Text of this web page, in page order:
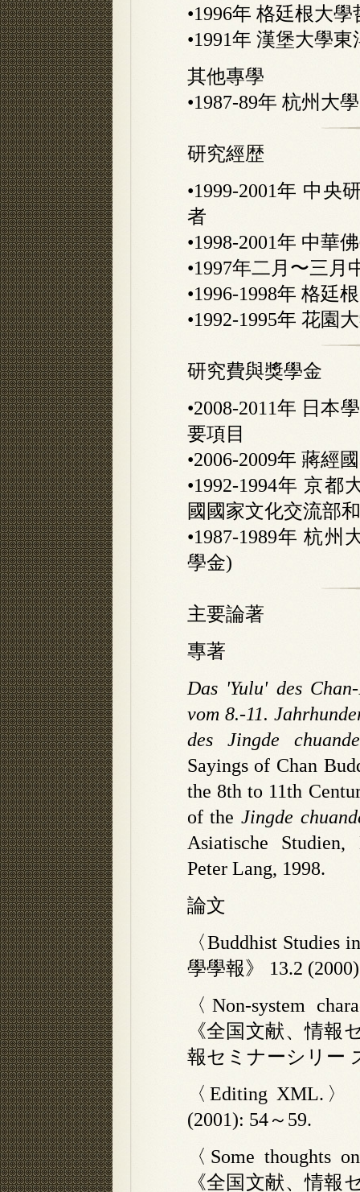
•1996年 格廷根大
•1991年 漢堡大學
其他專學
•1987-89年 杭州大
研究經歴
•1999-2001年 中
者
•1998-2001年 中華
•1997年二月〜三
•1996-1998年 格廷
•1992-1995年 花園
研究費與獎學金
•2008-2011年 日本
要項目
•2006-2009年 蔣經
•1992-1994年 京
國國家文化交流部
•1987-1989年 杭
學金)
主要論著
專著
Das 'Yulu' des
vom 8.-11.
des Jingde
Sayings of Chan
the 8th to 11th
of theJingde
Asiatische
Peter Lang, 1998.
論文
〈Buddhist
學學報》 13.2
〈Non-system
《全国文献、情報
報セミナーシリー
〈Editing XML.
(2001): 54～59.
〈Some thoughts
《全国文献、情報